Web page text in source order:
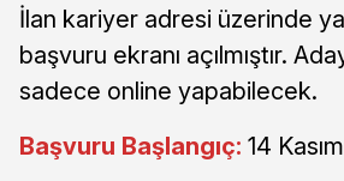
İlan kariyer adresi üzerinde
başvuru ekranı açılmıştır.
sadece online yapabilecek.
Başvuru Başlangıç: 14